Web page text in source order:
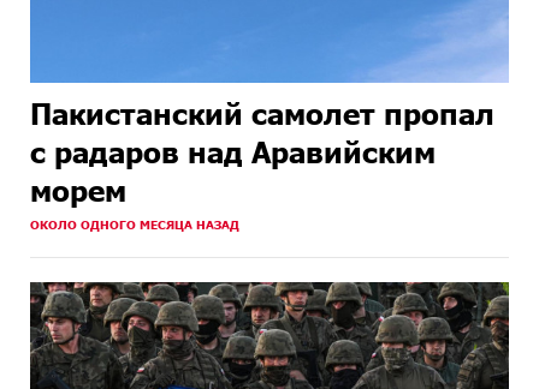
Пакистанский самолет пропал
с радаров над Аравийским
морем
ОКОЛО ОДНОГО МЕСЯЦА НАЗАД